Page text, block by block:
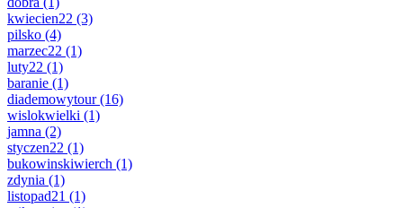
kwiecien22 (3)
pilsko (4)
marzec22 (1)
luty22 (1)
baranie (1)
diademowytour(16)
wislokwielki (1)
jamna (2)
styczen22 (1)
bukowinskiwierch (1)
zdynia (1)
listopad21 (1)